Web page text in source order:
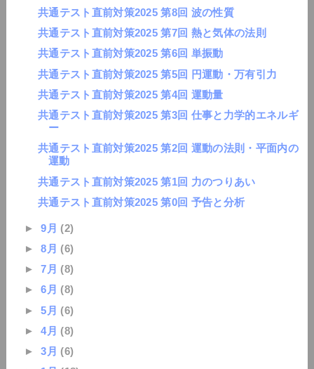
共通テスト直前対策2025 第8回 波の性質
共通テスト直前対策2025 第7回 熱と気体の法則
共通テスト直前対策2025 第6回 単振動
共通テスト直前対策2025 第5回 円運動・万有引力
共通テスト直前対策2025 第4回 運動量
共通テスト直前対策2025 第3回 仕事と力学的エネルギ
ー
共通テスト直前対策2025 第2回 運動の法則・平面内の
運動
共通テスト直前対策2025 第1回 力のつりあい
共通テスト直前対策2025 第0回 予告と分析
►9月 (2)
►8月 (6)
►7月 (8)
►6月 (8)
►5月 (6)
►4月 (8)
►3月 (6)